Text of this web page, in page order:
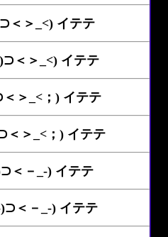
＜＞_<) イテテ
＜＞_<) イテテ
＞_<；) イテテ
＞_<；) イテテ
＜－_-) イテテ
＜－_-) イテテ